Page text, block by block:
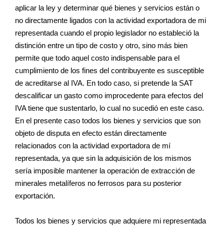
aplicar la ley y determinar qué bienes y servicios están o
no directamente ligados con la actividad exportadora de mi
representada cuando el propio legislador no estableció la
distinción entre un tipo de costo y otro, sino más bien
permite que todo aquel costo indispensable para el
cumplimiento de los fines del contribuyente es susceptible
de acreditarse al IVA. En todo caso, si pretende la SAT
descalificar un gasto como improcedente para efectos del
IVA tiene que sustentarlo, lo cual no sucedió en este caso.
En el presente caso todos los bienes y servicios que son
objeto de disputa en efecto están directamente
relacionados con la actividad exportadora de mí
representada, ya que sin la adquisición de los mismos
sería imposible mantener la operación de extracción de
minerales metalíferos no ferrosos para su posterior
exportación.
Todos los bienes y servicios que adquiere mi representada